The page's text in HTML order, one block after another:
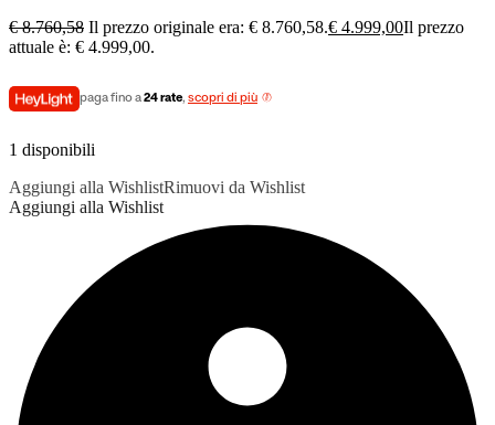
€8.760,58 Il prezzo originale era: € 8.760,58.€ 4.999,00Il prezzo
attuale è: € 4.999,00.
paga fino a24 rate, scopri di più
1 disponibili
Aggiungi alla WishlistRimuovi da Wishlist
Aggiungi alla Wishlist